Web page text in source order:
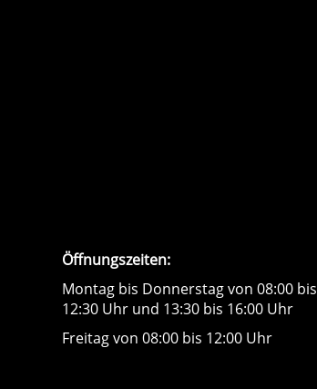
Öffnungszeiten:
Montag bis Donnerstag von 08:00 bis
12:30 Uhr und 13:30 bis 16:00 Uhr
Freitag von 08:00 bis 12:00 Uhr